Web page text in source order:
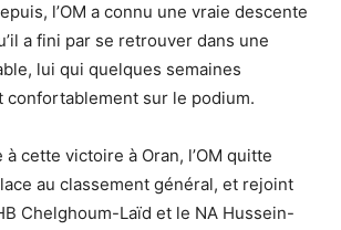
l’OM a connu une vraie descente
a fini par se retrouver dans une
lui qui quelques semaines
confortablement sur le podium.
cette victoire à Oran, l’OM quitte
au classement général, et rejoint
Chelghoum-Laïd et le NA Hussein-